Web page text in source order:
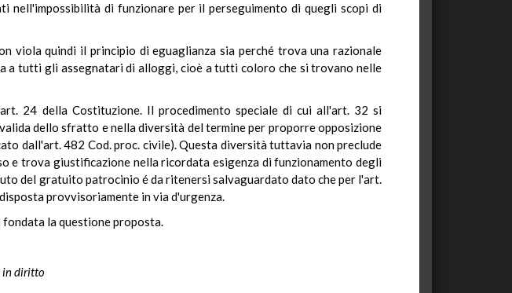
nell'impossibilità di funzionare per il perseguimento di quegli scopi di
viola quindi il principio di eguaglianza sia perché trova una razionale
a tutti gli assegnatari di alloggi, cioè a tutti coloro che si trovano nelle
24 della Costituzione. Il procedimento speciale di cui all'art. 32 si
dello sfratto e nella diversità del termine per proporre opposizione
dall'art. 482 Cod. proc. civile). Questa diversità tuttavia non preclude
e trova giustificazione nella ricordata esigenza di funzionamento degli
del gratuito patrocinio é da ritenersi salvaguardato dato che per l'art.
provvisoriamente in via d'urgenza.
la questione proposta.
in diritto